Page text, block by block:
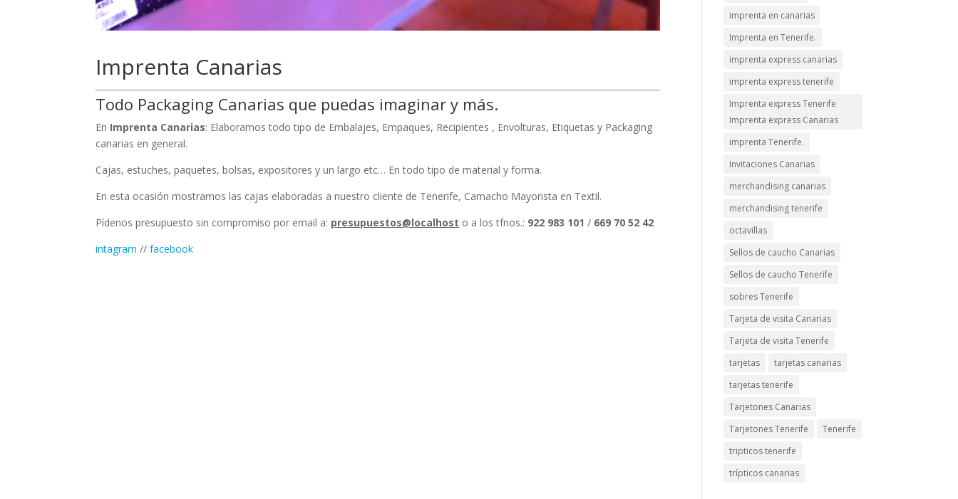
Imprenta Canarias
Todo Packaging Canarias que puedas imaginar y más.
En Imprenta Canarias: Elaboramos todo tipo de Embalajes, Empaques, Recipientes , Envolturas, Etiquetas y Packaging
canarias en general.
Cajas, estuches, paquetes, bolsas, expositores y un largo etc… En todo tipo de material y forma.
En esta ocasión mostramos las cajas elaboradas a nuestro cliente de Tenerife, Camacho Mayorista en Textil.
Pídenos presupuesto sin compromiso por email a: presupuestos@localhost o a los tfnos.: 922 983 101 / 669 70 52 42
intagram //facebook
imprenta en canarias
Imprenta en Tenerife.
imprenta express canarias
imprenta express tenerife
Imprenta express Tenerife
Imprenta express Canarias
imprenta Tenerife.
Invitaciones Canarias
merchandising canarias
merchandising tenerife
octavillas
Sellos de caucho Canarias
Sellos de caucho Tenerife
sobres Tenerife
Tarjeta de visita Canarias
Tarjeta de visita Tenerife
tarjetas
tarjetas canarias
tarjetas tenerife
Tarjetones Canarias
Tarjetones Tenerife
Tenerife
tripticos tenerife
trípticos canarias